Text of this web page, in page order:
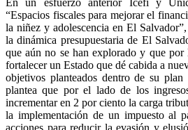
“Espacios fiscales para mejorar el
la niñez y adolescencia en El
la dinámica presupuestaria de El
que aún no se han explorado y que por
fortalecer un Estado que dé cabida a
objetivos planteados dentro de su
plantea que por el lado de los
incrementar en 2 por ciento la carga
la implementación de un impuesto al
acciones para reducir la evasión y